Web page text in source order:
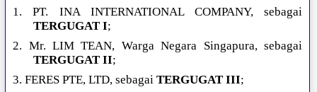
1. PT. INA INTERNATIONAL COMPANY, sebagai
TERGUGAT I;
2. Mr. LIM TEAN, Warga Negara Singapura, sebagai
TERGUGAT II;
3. FERES PTE, LTD, sebagaiTERGUGAT III;